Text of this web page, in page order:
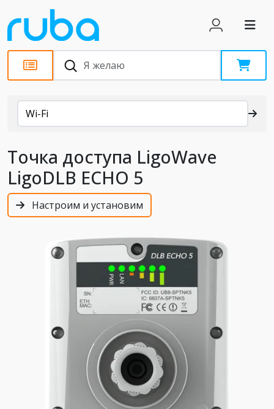
Каталог
Wi-Fi
Точка доступа LigoWave
LigoDLB ECHO 5
Настроим и установим